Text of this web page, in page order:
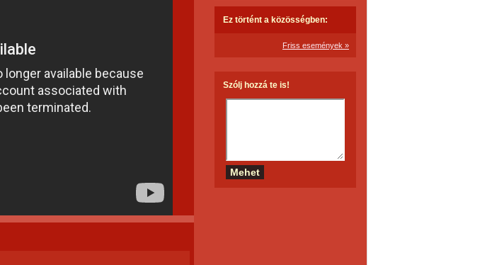
Ez történt a közösségben:
Friss események »
Szólj hozzá te is!